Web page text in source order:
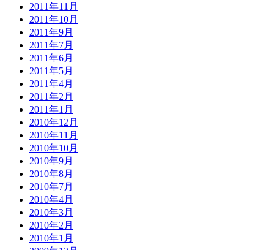
2011年11月
2011年10月
2011年9月
2011年7月
2011年6月
2011年5月
2011年4月
2011年2月
2011年1月
2010年12月
2010年11月
2010年10月
2010年9月
2010年8月
2010年7月
2010年4月
2010年3月
2010年2月
2010年1月